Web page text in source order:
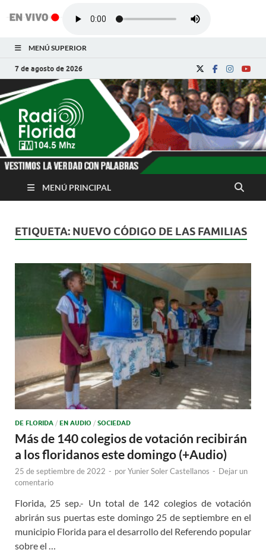
MENÚ SUPERIOR
7 de agosto de 2026
Radio Florida de
Cuba
Noticias y Actualidades de Florida, Camagüey,
MENÚ PRINCIPAL
ETIQUETA: NUEVO CÓDIGO DE LAS FAMILIAS
DE FLORIDA / EN AUDIO / SOCIEDAD
Más de 140 colegios de votación recibirán
a los floridanos este domingo (+Audio)
25 de septiembre de 2022 - porYunier Soler Castellanos - Dejar un
comentario
Florida, 25 sep.- Un total de 142 colegios de votación
abrirán sus puertas este domingo 25 de septiembre en el
municipio Florida para el desarrollo del Referendo popular
sobre el …